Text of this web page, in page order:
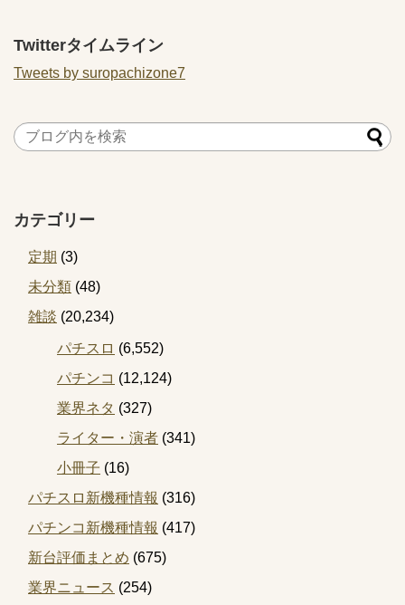
Twitterタイムライン
Tweets by suropachizone7
カテゴリー
定期 (3)
未分類 (48)
雑談 (20,234)
パチスロ (6,552)
パチンコ (12,124)
業界ネタ (327)
ライター・演者 (341)
小冊子 (16)
パチスロ新機種情報 (316)
パチンコ新機種情報 (417)
新台評価まとめ (675)
業界ニュース (254)